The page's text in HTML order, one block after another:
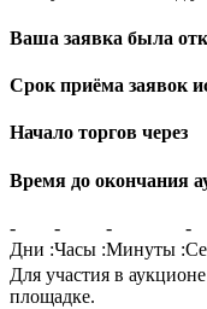
Ваша заявка была
Срок приёма заявок
Начало торгов через
Время до окончания
-
Дни :
-
Часы :
-
Минуты :
-
Для участия в
площадке.